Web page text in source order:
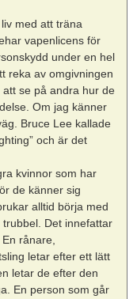
med att träna
vapenlicens för
under en hel
reka av omgivningen
se på andra hur de
Om jag känner
Bruce Lee kallade
och är det
kvinnor som har
de känner sig
alltid börja med
Det innefattar
rånare,
letar efter ett lätt
letar de efter den
En person som går